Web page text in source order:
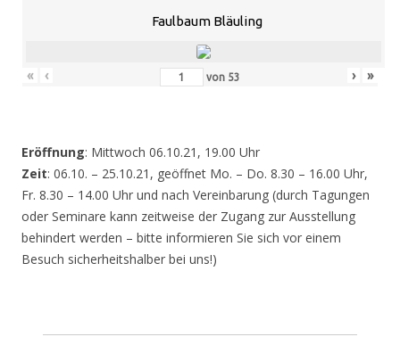
Faulbaum Bläuling
« ‹ von 53 › »
Eröffnung: Mittwoch 06.10.21, 19.00 Uhr
Zeit: 06.10. – 25.10.21, geöffnet Mo. – Do. 8.30 – 16.00 Uhr,
Fr. 8.30 – 14.00 Uhr und nach Vereinbarung (durch Tagungen
oder Seminare kann zeitweise der Zugang zur Ausstellung
behindert werden – bitte informieren Sie sich vor einem
Besuch sicherheitshalber bei uns!)